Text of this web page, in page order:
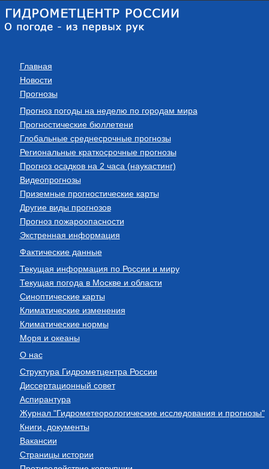
Главная
Новости
Прогнозы
Прогноз погоды на неделю по городам мира
Прогностические бюллетени
Глобальные среднесрочные прогнозы
Региональные краткосрочные прогнозы
Прогноз осадков на 2 часа (наукастинг)
Видеопрогнозы
Приземные прогностические карты
Другие виды прогнозов
Прогноз пожароопасности
Экстренная информация
Фактические данные
Текущая информация по России и миру
Текущая погода в Москве и области
Синоптические карты
Климатические изменения
Климатические нормы
Моря и океаны
О нас
Структура Гидрометцентра России
Диссертационный совет
Аспирантура
Журнал "Гидрометеорологические исследования и прогнозы"
Книги, документы
Вакансии
Страницы истории